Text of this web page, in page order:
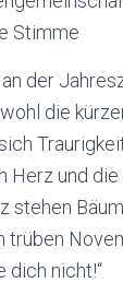
Stimme
der
die
Herz und
stehen
trüben
dich nicht!“